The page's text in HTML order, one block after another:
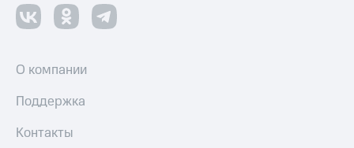
О компании
Поддержка
Контакты